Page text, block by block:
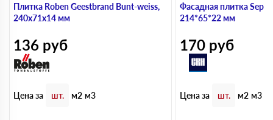
Плитка Roben Geestbrand Bunt-weiss,
240х71х14 мм
136 руб
Цена за шт. м2 м3
Фасадная плитка Sepia
214*65*22 мм
170 руб
Цена за шт. м2 м3